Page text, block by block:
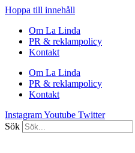
Hoppa till innehåll
Om La Linda
PR & reklampolicy
Kontakt
Om La Linda
PR & reklampolicy
Kontakt
InstagramYoutube Twitter
Sök